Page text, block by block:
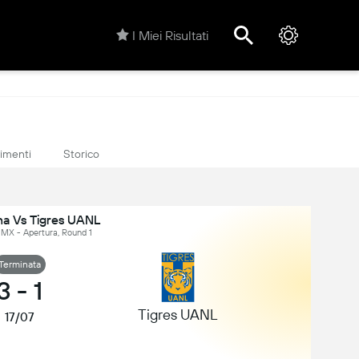
I Miei Risultati
Storico
Vs Tigres UANL
- Apertura, Round 1
- 1
17/07 Tigres UANL